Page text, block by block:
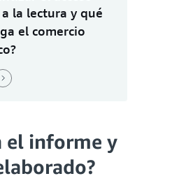
la lectura y qué
el comercio
el informe y